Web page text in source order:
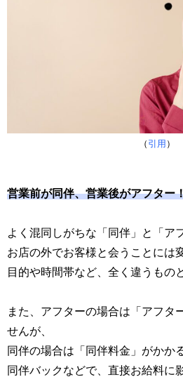
（ 引用 ）
営業前が同伴、営業後がアフター
よく混同しがちな「同伴」と「ア
お店の外でお客様と会うことには
目的や時間帯など、全く違うもの
また、アフターの場合は「アフタ
せんが、
同伴の場合は「同伴料金」がかか
同伴バックなどで、直接お給料に